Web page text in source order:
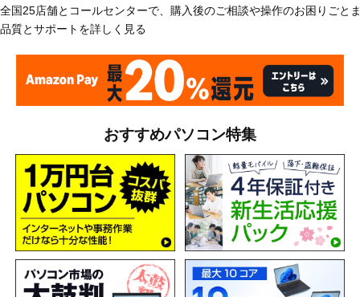
全国25店舗とコールセンターで、購入後のご相談や操作のお困りごと
品質とサポートを詳しく見る
おすすめパソコン特集